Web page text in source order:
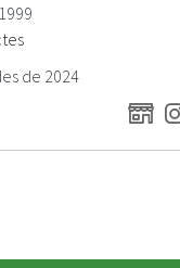
de 2024
WEB